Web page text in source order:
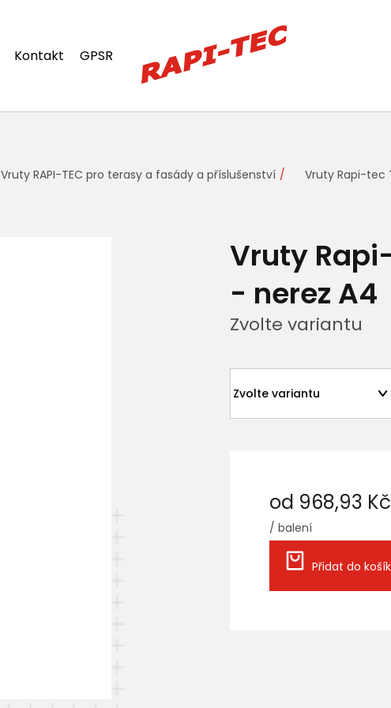
Kontakt GPSR
Vruty RAPI-TEC pro terasy a fasády a příslušenství Vruty Rapi-tec
Vruty Rapi-
- nerez A4
Zvolte variantu
od 968,93 Kč
/ balení
Měrná
cena:
Přidat do